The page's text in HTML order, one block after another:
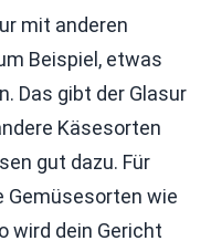
mit anderen
Beispiel, etwas
Das gibt der Glasur
Käsesorten
gut dazu. Für
Gemüsesorten wie
wird dein Gericht